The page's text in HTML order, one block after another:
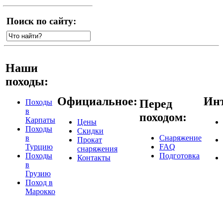
Поиск по сайту:
Наши
походы:
Походы
в
Карпаты
Походы
в
Турцию
Походы
в
Грузию
Поход в
Марокко
Официальное:
Цены
Скидки
Прокат
снаряжения
Контакты
Перед
походом:
Снаряжение
FAQ
Подготовка